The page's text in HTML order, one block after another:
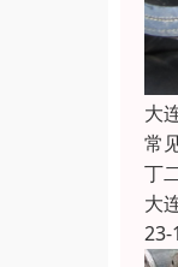
大
常
丁
大
23-